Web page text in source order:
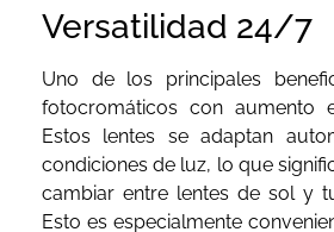
Versatilidad 24/7
Uno de los principales
fotocromáticos con aumento
Estos lentes se adaptan
condiciones de luz, lo que
cambiar entre lentes de sol y
Esto es especialmente